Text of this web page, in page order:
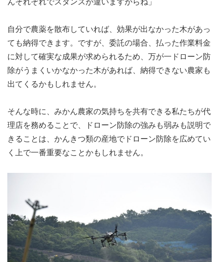
自分で農薬を散布していれば、効果が出なかった木があっ
ても納得できます。ですが、委託の場合、払った作業料金
に対して確実な成果が求められるため、万が一ドローン防
除がうまくいかなかった木があれば、納得できない農家も
出てくるかもしれません。
そんな時に、みかん農家の気持ちを共有できる私たちが代
理店を務めることで、ドローン防除の強みも弱みも説明で
きることは、かんきつ類の産地でドローン防除を広めてい
く上で一番重要なことかもしれません。